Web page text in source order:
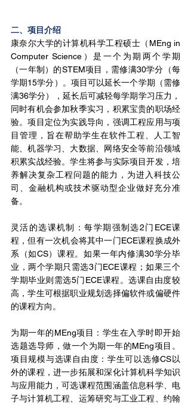
二、项目介绍
康奈尔大学的计算机科学工程硕士（MEng in
Computer Science）是一个为期两个学期
（一年制）的STEM项目，需修满30学分（每
学期15学分）。项目可以延长一个学期（需修
满36学分），延长后可减轻每学期学习压力，
同时有机会参加秋季实习，积累宝贵的职场经
验。项目定位为实践导向，强调工程应用与项
目管理，旨在帮助学生在软件工程、人工智
能、机器学习、大数据、网络安全等前沿领域
积累实战经验。学生将参与实际项目开发，培
养解决复杂工程问题的能力，为进入科技公
司、金融机构或技术驱动型企业做好充分准
备。
灵活的选课机制：每学期强制选2门ECE课
程，但有一次机会将其中一门ECE课程换成外
系（如CS）课程。如果一年内修满30学分毕
业，两个学期只需选3门ECE课程；如果三个
学期毕业则需选5门ECE课程。选课自由度较
高，学生可根据职业规划选择偏软件或偏硬件
的课程方向。
为期一年的MEng项目：学生在入学时即开始
选题选导师，做一个为期一年的MEng项目。
项目规模与选课自由度：学生可以选修CS以
外的课程，进一步拓展和深化计算机科学知识
与应用能力，可选课程范围涵盖信息科学、电
子与计算机工程、运筹研究与工业工程、约翰